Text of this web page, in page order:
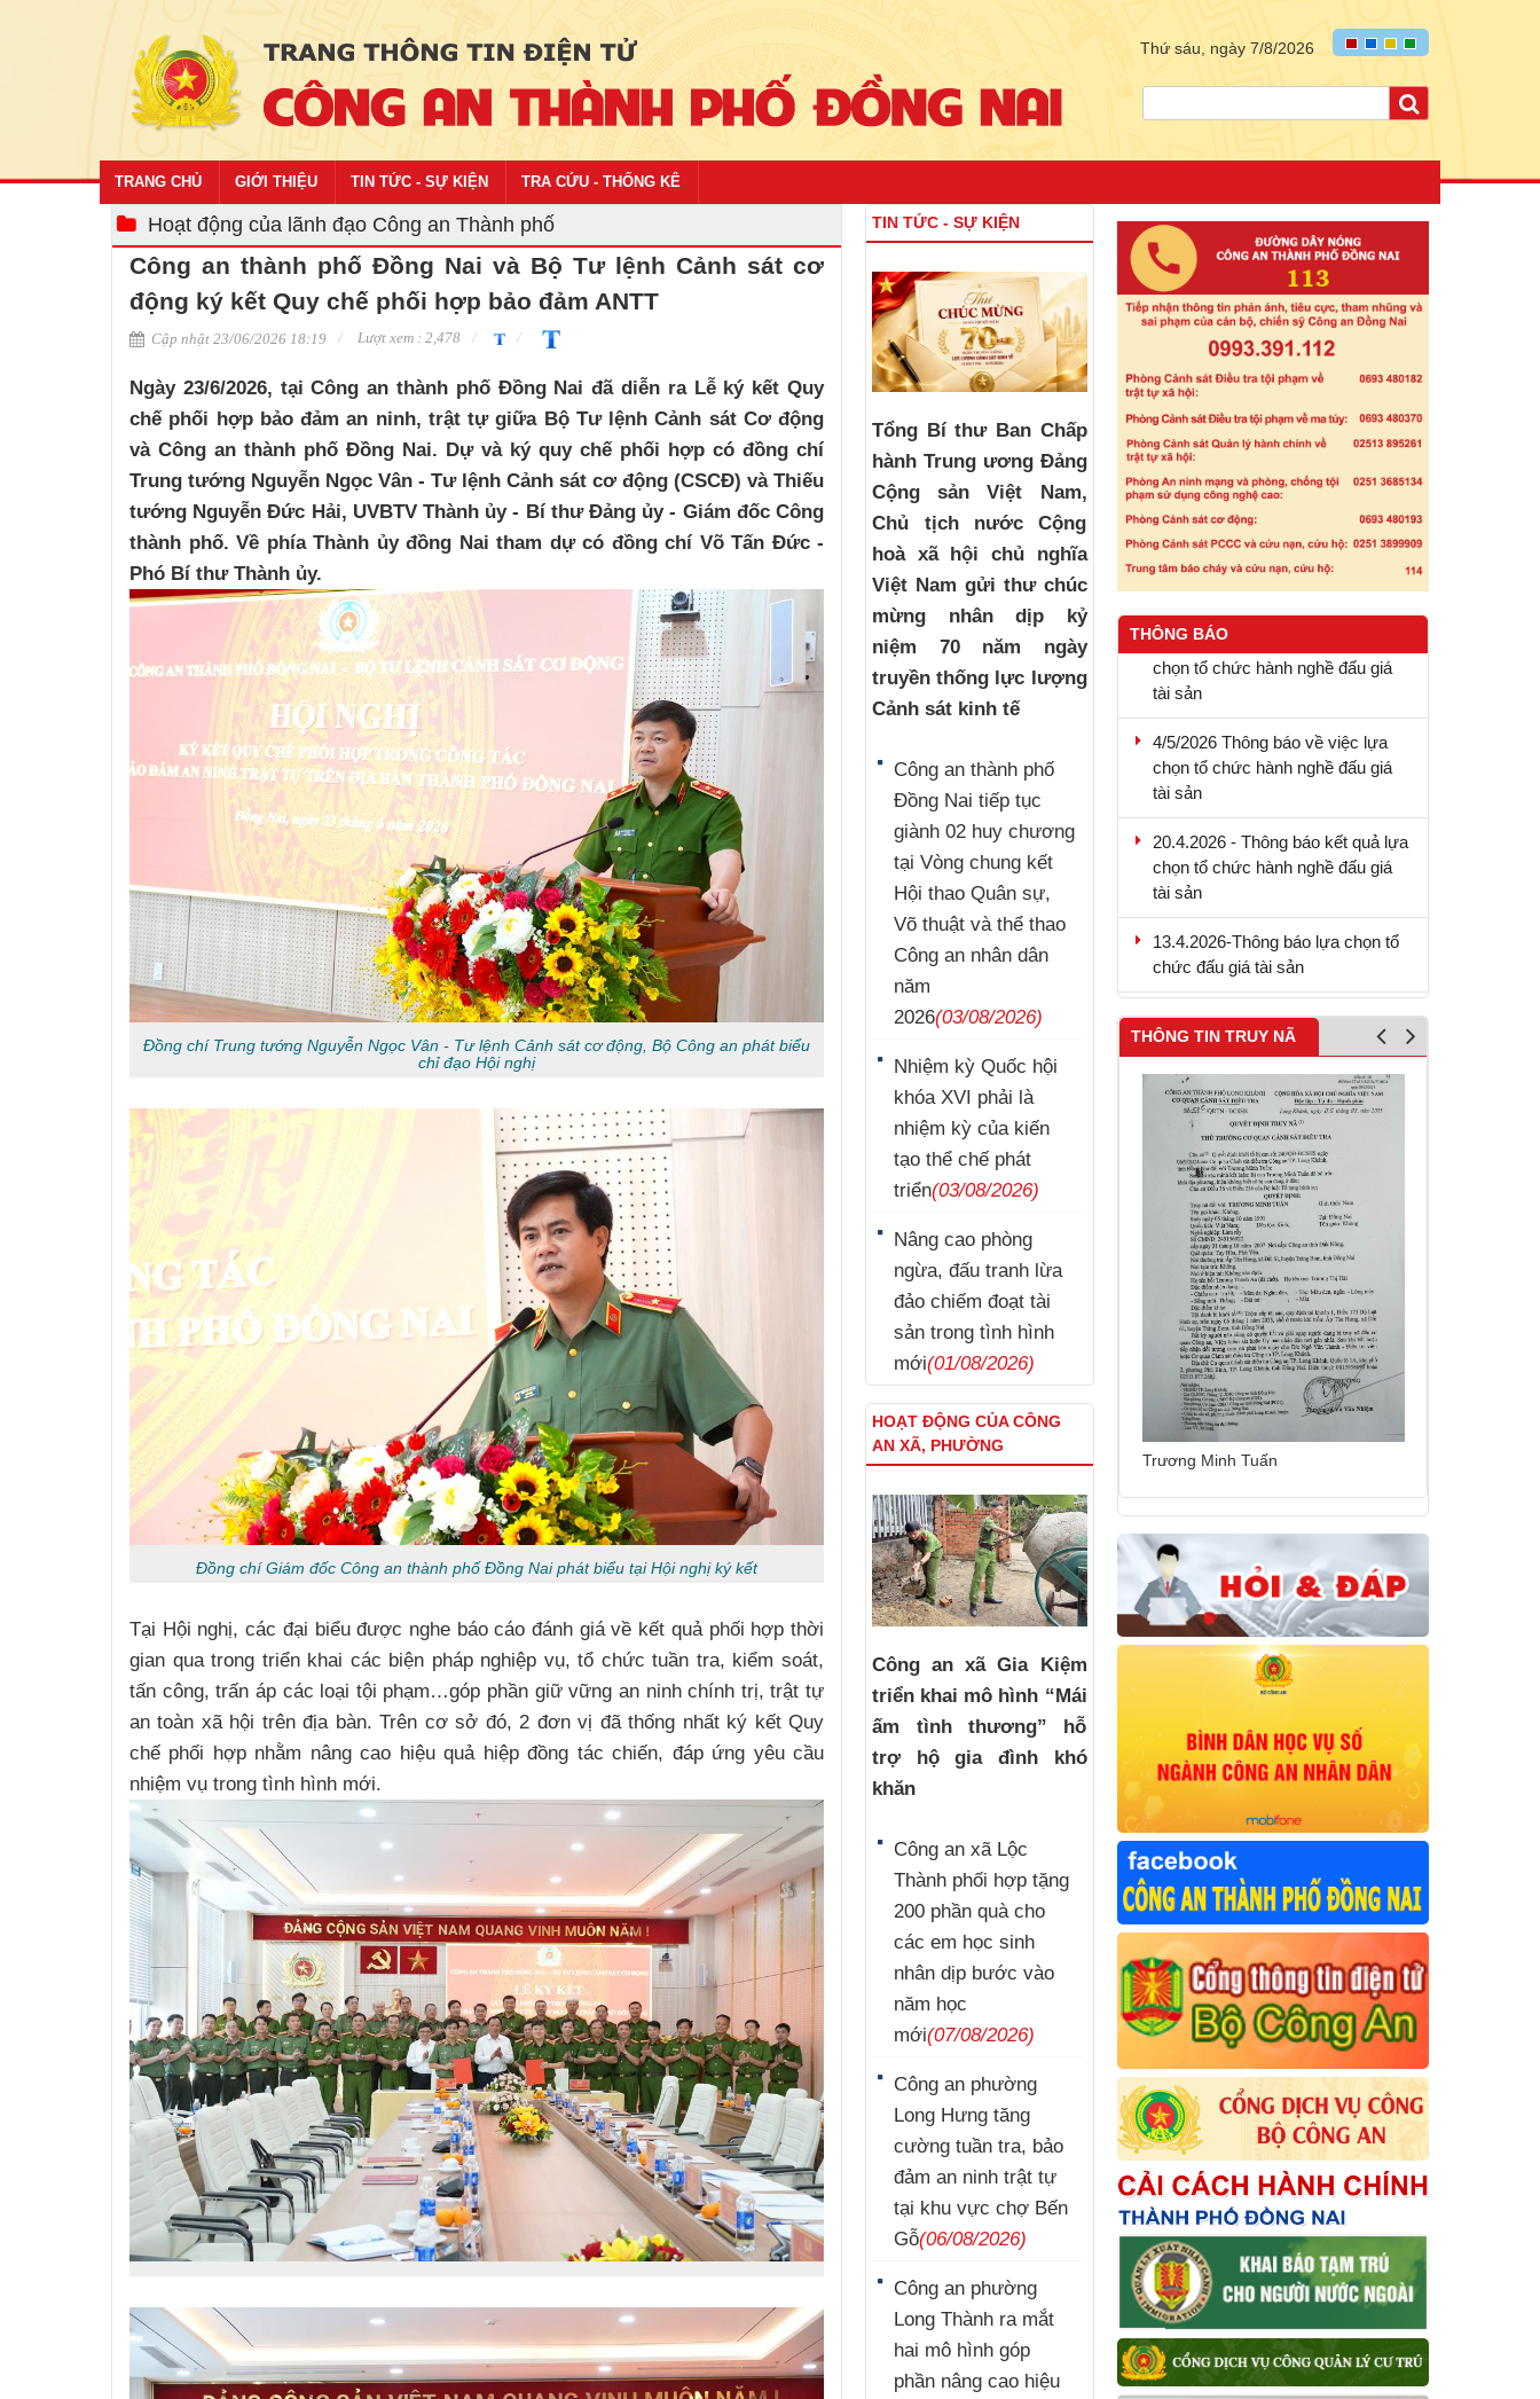
Thứ sáu, ngày 7/8/2026
TRANG CHỦ GIỚI THIỆU TIN TỨC - SỰ KIỆN TRA CỨU - THỐNG KÊ
Hoạt động của lãnh đạo Công an Thành phố
Công an thành phố Đồng Nai và Bộ Tư lệnh Cảnh sát cơ
động ký kết Quy chế phối hợp bảo đảm ANTT
Cập nhật 23/06/2026 18:19 Lượt xem : 2,478
Ngày 23/6/2026, tại Công an thành phố Đồng Nai đã diễn ra Lễ ký kết Quy
chế phối hợp bảo đảm an ninh, trật tự giữa Bộ Tư lệnh Cảnh sát Cơ động
và Công an thành phố Đồng Nai. Dự và ký quy chế phối hợp có đồng chí
Trung tướng Nguyễn Ngọc Vân - Tư lệnh Cảnh sát cơ động (CSCĐ) và Thiếu
tướng Nguyễn Đức Hải, UVBTV Thành ủy - Bí thư Đảng ủy - Giám đốc Công
thành phố. Về phía Thành ủy đồng Nai tham dự có đồng chí Võ Tấn Đức -
Phó Bí thư Thành ủy.
Đồng chí Trung tướng Nguyễn Ngọc Vân - Tư lệnh Cảnh sát cơ động, Bộ Công an phát biểu
chỉ đạo Hội nghị
Đồng chí Giám đốc Công an thành phố Đồng Nai phát biểu tại Hội nghị ký kết
Tại Hội nghị, các đại biểu được nghe báo cáo đánh giá về kết quả phối hợp thời
gian qua trong triển khai các biện pháp nghiệp vụ, tổ chức tuần tra, kiểm soát,
tấn công, trấn áp các loại tội phạm…góp phần giữ vững an ninh chính trị, trật tự
an toàn xã hội trên địa bàn. Trên cơ sở đó, 2 đơn vị đã thống nhất ký kết Quy
chế phối hợp nhằm nâng cao hiệu quả hiệp đồng tác chiến, đáp ứng yêu cầu
nhiệm vụ trong tình hình mới.
TIN TỨC - SỰ KIỆN
Tổng Bí thư Ban Chấp
hành Trung ương Đảng
Cộng sản Việt Nam,
Chủ tịch nước Cộng
hoà xã hội chủ nghĩa
Việt Nam gửi thư chúc
mừng nhân dịp kỷ
niệm 70 năm ngày
truyền thống lực lượng
Cảnh sát kinh tế
Công an thành phố
Đồng Nai tiếp tục
giành 02 huy chương
tại Vòng chung kết
Hội thao Quân sự,
Võ thuật và thể thao
Công an nhân dân
năm
2026(03/08/2026)
Nhiệm kỳ Quốc hội
khóa XVI phải là
nhiệm kỳ của kiến
tạo thể chế phát
triển(03/08/2026)
Nâng cao phòng
ngừa, đấu tranh lừa
đảo chiếm đoạt tài
sản trong tình hình
mới(01/08/2026)
HOẠT ĐỘNG CỦA CÔNG
AN XÃ, PHƯỜNG
Công an xã Gia Kiệm
triển khai mô hình “Mái
ấm tình thương” hỗ
trợ hộ gia đình khó
khăn
Công an xã Lộc
Thành phối hợp tặng
200 phần quà cho
các em học sinh
nhân dịp bước vào
năm học
mới(07/08/2026)
Công an phường
Long Hưng tăng
cường tuần tra, bảo
đảm an ninh trật tự
tại khu vực chợ Bến
Gỗ(06/08/2026)
Công an phường
Long Thành ra mắt
hai mô hình góp
phần nâng cao hiệu
THÔNG BÁO
9.5.2026 - Thông báo kết quả lựa
chọn tổ chức hành nghề đấu giá
tài sản
4/5/2026 Thông báo về việc lựa
chọn tổ chức hành nghề đấu giá
tài sản
20.4.2026 - Thông báo kết quả lựa
chọn tổ chức hành nghề đấu giá
tài sản
13.4.2026-Thông báo lựa chọn tổ
chức đấu giá tài sản
4.6.2026 - Thông báo mời thầu
THÔNG TIN TRUY NÃ
Nguyễn Sinh Dưỡng
Kim Tuấn
Lý Nam Hùng
Trương Minh Tuấn